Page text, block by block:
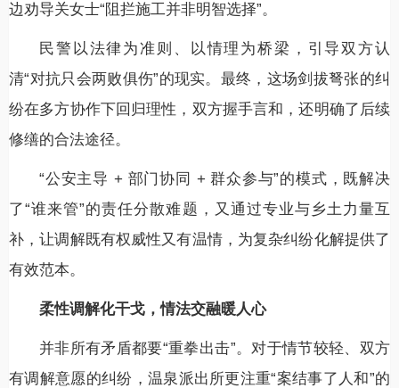
边劝导关女士“阻拦施工并非明智选择”。
民警以法律为准则、以情理为桥梁，引导双方认
清“对抗只会两败俱伤”的现实。最终，这场剑拔弩张的纠
纷在多方协作下回归理性，双方握手言和，还明确了后续
修缮的合法途径。
“公安主导 + 部门协同 + 群众参与”的模式，既解决
了“谁来管”的责任分散难题，又通过专业与乡土力量互
补，让调解既有权威性又有温情，为复杂纠纷化解提供了
有效范本。
柔性调解化干戈，情法交融暖人心
并非所有矛盾都要“重拳出击”。对于情节较轻、双方
有调解意愿的纠纷，温泉派出所更注重“案结事了人和”的